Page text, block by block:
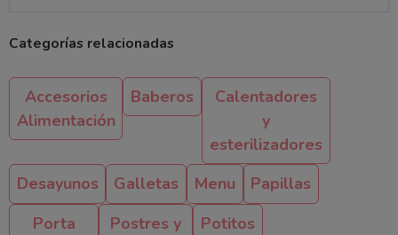
Categorías relacionadas
Accesorios
Alimentación
Baberos
Calentadores
y
esterilizadores
Desayunos
Galletas Menu
Papillas
Porta
Postres y
Potitos